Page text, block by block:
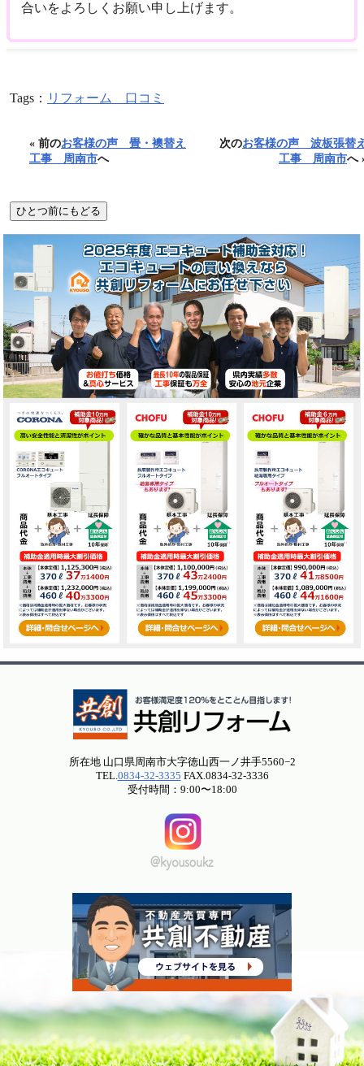
合いをよろしくお願い申し上げます。
Tags： リフォーム 口コミ
« 前のお客様の声 畳・襖替え
工事 周南市へ
次のお客様の声 波板張替
工事 周南市へ
所在地 山口県周南市大字徳山西一ノ井手5560−2
TEL.0834-32-3335 FAX.0834-32-3336
受付時間：9:00〜18:00